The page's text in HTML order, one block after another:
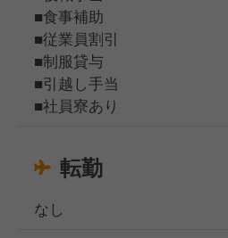
■食事補助
■従業員割引
■制服貸与
■引越し手当
■社員寮あり
転勤
なし